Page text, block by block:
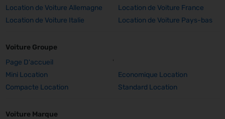
Location de Voiture Allemagne
Location de Voiture France
Location de Voiture Italie
Location de Voiture Pays-bas
Voiture Groupe
Page D'accueil
'
Mini Location
Economique Location
Compacte Location
Standard Location
Voiture Marque